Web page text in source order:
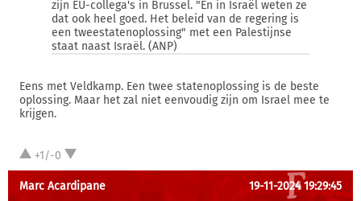
zijn EU-collega's in Brussel. "En in Israël weten ze
dat ook heel goed. Het beleid van de regering is
een tweestatenoplossing" met een Palestijnse
staat naast Israël. (ANP)
Eens met Veldkamp. Een twee statenoplossing is de beste
oplossing. Maar het zal niet eenvoudig zijn om Israel mee te
krijgen.
+1/-0
Marc Acardipane 19-11-2024 19:29:45